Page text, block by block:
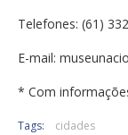
Telefones: (61)
E-mail:
* Com
Tags: cidades